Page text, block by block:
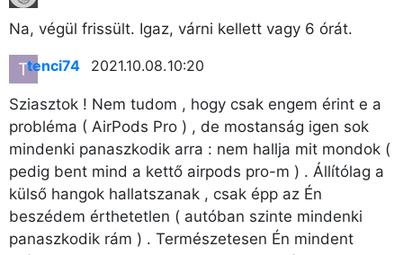
Na, végül frissült. Igaz, várni kellett vagy 6 órát.
tenci74 2021.10.08. 10:20
Sziasztok ! Nem tudom , hogy csak engem érint e a
probléma ( AirPods Pro ) , de mostanság igen sok
mindenki panaszkodik arra : nem hallja mit mondok (
pedig bent mind a kettő airpods pro-m ) . Állítólag a
külső hangok hallatszanak , csak épp az Én
beszédem érthetetlen ( autóban szinte mindenki
panaszkodik rám ) . Természetesen Én mindent